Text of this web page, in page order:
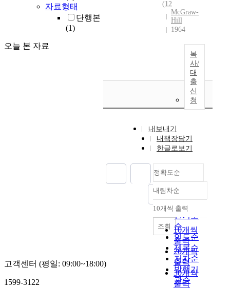
자료형태
단행본
(1)
오늘 본 자료
(12
McGraw-
Hill
1964
복
사/
대
출
신
청
내보내기
내책장담기
한글로보기
정확도순
정확도
순
인기도
순
연도순
제목순
저자순
발행기
관순
내림차순
내림차순
10개씩 출력
10개씩
출력
20개씩
출력
30개씩
출력
조회
고객센터 (평일: 09:00~18:00)
1599-3122